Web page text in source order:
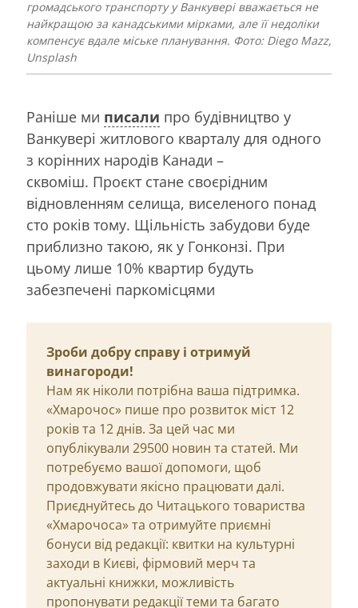
громадського транспорту у Ванкувері вважається не
найкращою за канадськими мірками, але її недоліки
компенсує вдале міське планування. Фото: Diego Mazz,
Unsplash
Раніше ми писали про будівництво у
Ванкувері житлового кварталу для одного
з корінних народів Канади –
сквоміш. Проєкт стане своєрідним
відновленням селища, виселеного понад
сто років тому. Щільність забудови буде
приблизно такою, як у Гонконзі. При
цьому лише 10% квартир будуть
забезпечені паркомісцями
Зроби добру справу і отримуй
винагороди!
Нам як ніколи потрібна ваша підтримка.
«Хмарочос» пише про розвиток міст 12
років та 12 днів. За цей час ми
опублікували 29500 новин та статей. Ми
потребуємо вашої допомоги, щоб
продовжувати якісно працювати далі.
Приєднуйтесь до Читацького товариства
«Хмарочоса» та отримуйте приємні
бонуси від редакції: квитки на культурні
заходи в Києві, фірмовий мерч та
актуальні книжки, можливість
пропонувати редакції теми та багато